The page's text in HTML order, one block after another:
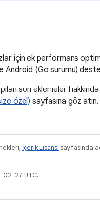
için ek performans
Android (Go sürümü)
son eklemeler
özel) sayfasına göz atın.
İçerik Lisansı sayfasında
02-27 UTC.